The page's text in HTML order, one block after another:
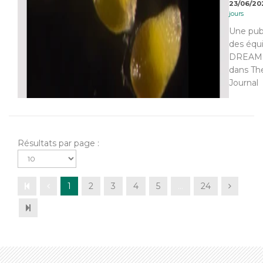
23/06/
jours
Une
des
dans
Journal
Résultats par page :
1 2 3 4 5 24